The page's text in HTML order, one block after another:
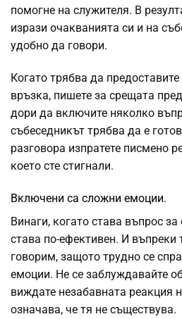
помогне на служителя. В
изрази очакванията си и на
удобно да говори.
Когато трябва да
връзка, пишете за срещата
дори да включите няколко
събеседникът трябва да е
разговора изпратете писмено
което сте стигнали.
Включени са сложни емоции.
Винаги, когато става въпрос
става по-ефективен. И въпреки
говорим, защото трудно се
емоции. Не се заблуждавайте
виждате незабавната реакция
означава, че тя не съществува.